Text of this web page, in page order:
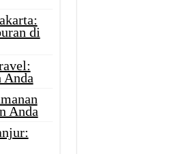
di
Anda
Anda